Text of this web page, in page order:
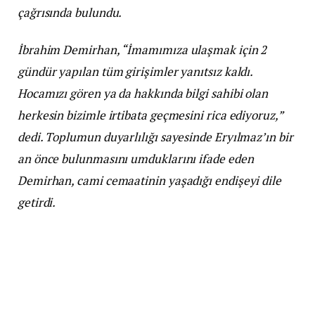
çağrısında bulundu.
İbrahim Demirhan, “İmamımıza ulaşmak için 2
gündür yapılan tüm girişimler yanıtsız kaldı.
Hocamızı gören ya da hakkında bilgi sahibi olan
herkesin bizimle irtibata geçmesini rica ediyoruz,”
dedi. Toplumun duyarlılığı sayesinde Eryılmaz’ın bir
an önce bulunmasını umduklarını ifade eden
Demirhan, cami cemaatinin yaşadığı endişeyi dile
getirdi.